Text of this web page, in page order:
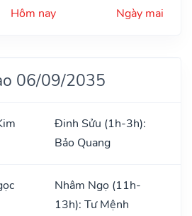
Hôm nay Ngày mai
06/09/2035
Đinh Sửu (1h-3h):
Bảo Quang
Nhâm Ngọ (11h-
13h): Tư Mệnh